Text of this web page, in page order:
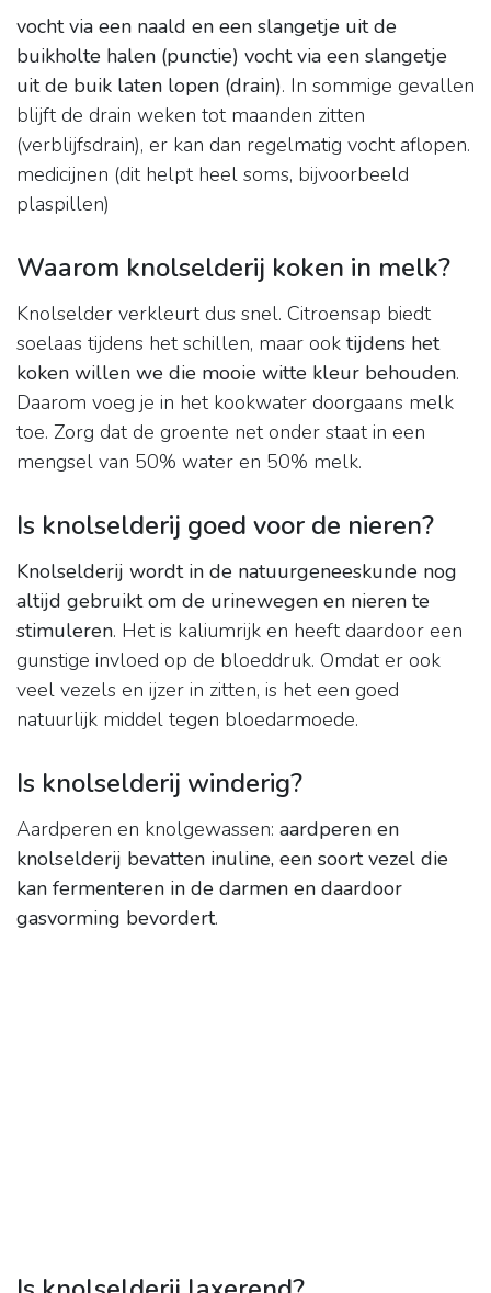
vocht via een naald en een slangetje uit de
buikholte halen (punctie) vocht via een slangetje
uit de buik laten lopen (drain). In sommige gevallen
blijft de drain weken tot maanden zitten
(verblijfsdrain), er kan dan regelmatig vocht aflopen.
medicijnen (dit helpt heel soms, bijvoorbeeld
plaspillen)
Waarom knolselderij koken in melk?
Knolselder verkleurt dus snel. Citroensap biedt
soelaas tijdens het schillen, maar ook tijdens het
koken willen we die mooie witte kleur behouden.
Daarom voeg je in het kookwater doorgaans melk
toe. Zorg dat de groente net onder staat in een
mengsel van 50% water en 50% melk.
Is knolselderij goed voor de nieren?
Knolselderij wordt in de natuurgeneeskunde nog
altijd gebruikt om de urinewegen en nieren te
stimuleren. Het is kaliumrijk en heeft daardoor een
gunstige invloed op de bloeddruk. Omdat er ook
veel vezels en ijzer in zitten, is het een goed
natuurlijk middel tegen bloedarmoede.
Is knolselderij winderig?
Aardperen en knolgewassen: aardperen en
knolselderij bevatten inuline, een soort vezel die
kan fermenteren in de darmen en daardoor
gasvorming bevordert.